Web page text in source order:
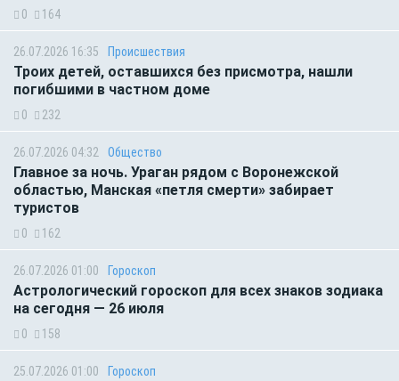
0 164
26.07.2026 16:35 Происшествия
Троих детей, оставшихся без присмотра, нашли
погибшими в частном доме
0 232
26.07.2026 04:32 Общество
Главное за ночь. Ураган рядом с Воронежской
областью, Манская «петля смерти» забирает
туристов
0 162
26.07.2026 01:00 Гороскоп
Астрологический гороскоп для всех знаков зодиака
на сегодня — 26 июля
0 158
25.07.2026 01:00 Гороскоп